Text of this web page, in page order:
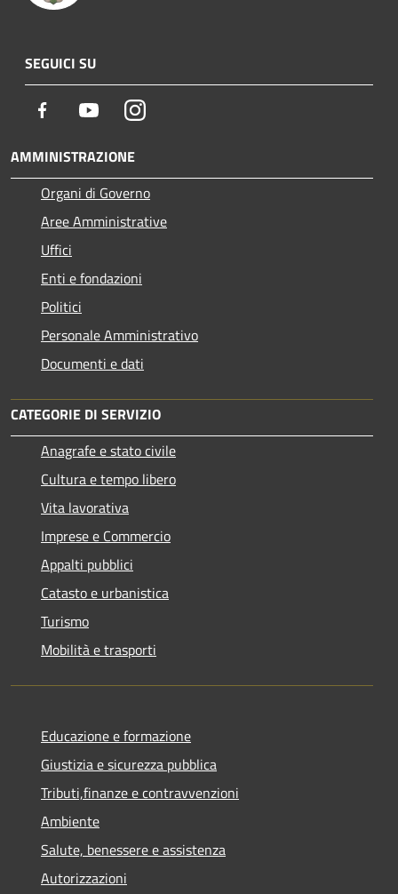
SEGUICI SU
Facebook YoutubeInstagram
AMMINISTRAZIONE
Organi di Governo
Aree Amministrative
Uffici
Enti e fondazioni
Politici
Personale Amministrativo
Documenti e dati
CATEGORIE DI SERVIZIO
Anagrafe e stato civile
Cultura e tempo libero
Vita lavorativa
Imprese e Commercio
Appalti pubblici
Catasto e urbanistica
Turismo
Mobilità e trasporti
Educazione e formazione
Giustizia e sicurezza pubblica
Tributi,finanze e contravvenzioni
Ambiente
Salute, benessere e assistenza
Autorizzazioni